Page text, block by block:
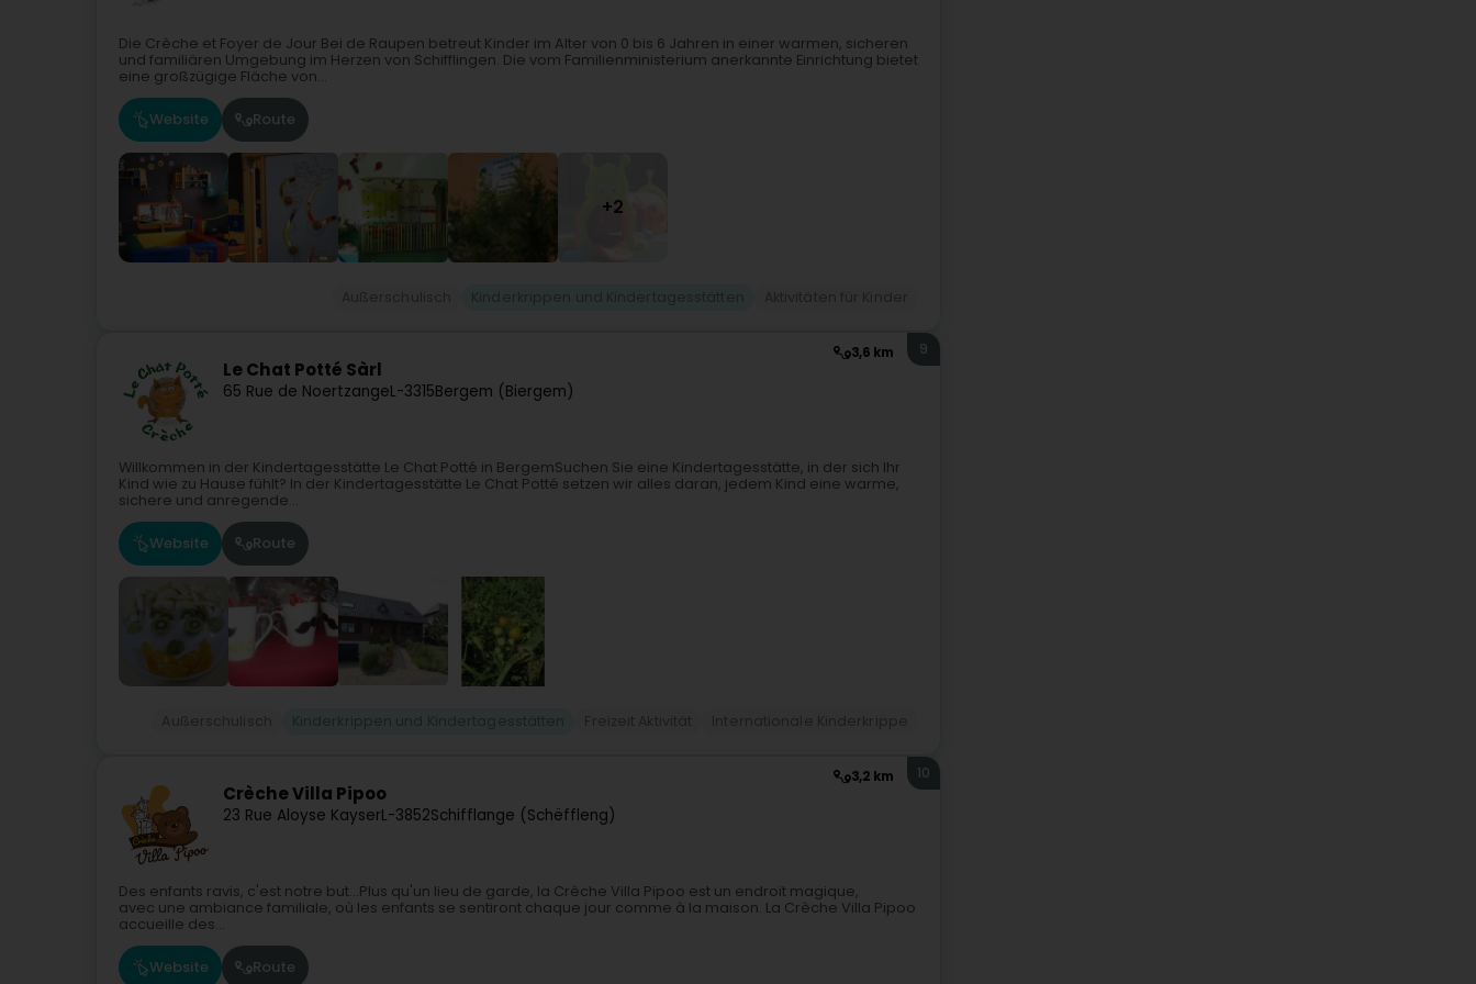
Die Crèche et Foyer de Jour Bei de Raupen betreut Kinder im Alter von 0 bis 6 Jahren in einer warmen, sicheren
und familiären Umgebung im Herzen von Schifflingen. Die vom Familienministerium anerkannte Einrichtung bietet
eine großzügige Fläche von...
Website Route
+2
3,6 km
Le Chat Potté Sàrl
65 Rue de NoertzangeL-3315Bergem (Biergem)
9
Willkommen in der Kindertagesstätte Le Chat Potté in BergemSuchen Sie eine Kindertagesstätte, in der sich Ihr
Kind wie zu Hause fühlt? In der Kindertagesstätte Le Chat Potté setzen wir alles daran, jedem Kind eine warme,
sichere und anregende...
Website Route
3,2 km
Crèche Villa Pipoo
23 Rue Aloyse KayserL-3852Schifflange (Schëffleng)
10
Des enfants ravis, c'est notre but...Plus qu'un lieu de garde, la Crèche Villa Pipoo est un endroit magique,
avec une ambiance familiale, où les enfants se sentiront chaque jour comme à la maison. La Crèche Villa Pipoo
accueille des...
Website Route